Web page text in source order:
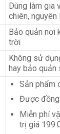
Dùng làm gia
chiên, nguyên
Bảo quản nơi
trời
Không sử
hay bảo quản
Sản phẩm
Được đồng
Miễn phí
trị giá